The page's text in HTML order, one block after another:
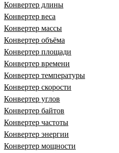
Конвертер длины
Конвертер веса
Конвертер массы
Конвертер объёма
Конвертер площади
Конвертер времени
Конвертер температуры
Конвертер скорости
Конвертер углов
Конвертер байтов
Конвертер частоты
Конвертер энергии
Конвертер мощности